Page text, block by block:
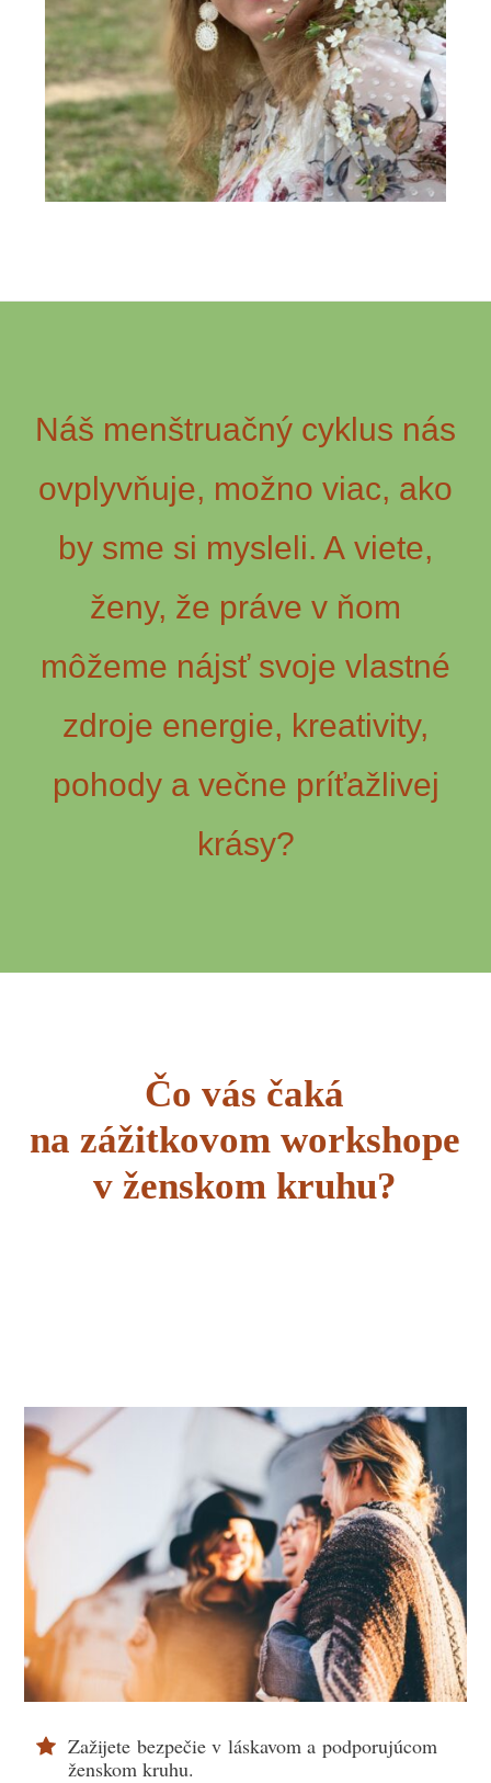
Náš menštruačný cyklus nás
ovplyvňuje, možno viac, ako
by sme si mysleli. A viete,
ženy, že práve v ňom
môžeme nájsť svoje vlastné
zdroje energie, kreativity,
pohody a večne príťažlivej
krásy?
Čo vás čaká
na zážitkovom workshope
v ženskom kruhu?
Zažijete bezpečie v láskavom a podporujúcom
ženskom kruhu.